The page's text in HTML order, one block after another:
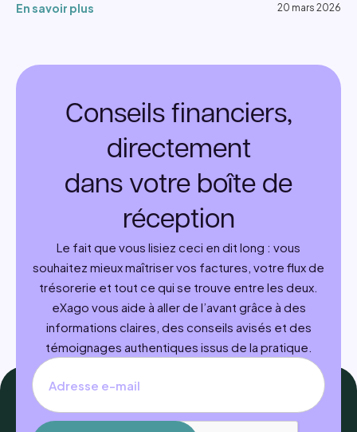
En savoir plus
20 mars 2026
Conseils financiers,
directement
dans votre boîte de
réception
Le fait que vous lisiez ceci en dit long : vous
souhaitez mieux maîtriser vos factures, votre flux de
trésorerie et tout ce qui se trouve entre les deux.
eXago vous aide à aller de l’avant grâce à des
informations claires, des conseils avisés et des
témoignages authentiques issus de la pratique.
Inscrivez-vousici